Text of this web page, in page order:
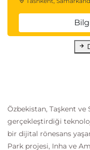
Özbekistan, Taşkent
gerçekleştirdiği
bir dijital rönesans
Park projesi, Inha ve